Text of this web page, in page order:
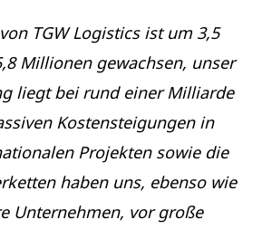
TGW Logistics ist um 3,5
Millionen gewachsen, unser
liegt bei rund einer Milliarde
Kostensteigungen in
Projekten sowie die
haben uns, ebenso wie
Unternehmen, vor große